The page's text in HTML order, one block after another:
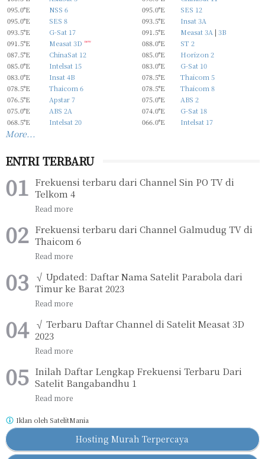
095.0°E
NSS 6 095.0°E
SES 12
095.0°E
SES 8 093.5°E
Insat 3A
093.5°E
G-Sat 17 091.5°E Measat 3A| 3B
091.5°E
Measat 3D new 088.0°E
ST 2
087.5°E
ChinaSat 12 085.0°E
Horizon 2
085.0°E
Intelsat 15 083.0°E
G-Sat 10
083.0°E
Insat 4B 078.5°E
Thaicom 5
078.5°E
Thaicom 6 078.5°E
Thaicom 8
076.5°E
Apstar 7 075.0°E
ABS 2
075.0°E
ABS 2A 074.0°E
G-Sat 18
068.5°E
Intelsat 20 066.0°E Intelsat 17
More...
ENTRI TERBARU
Frekuensi terbaru dari Channel Sin PO TV di
Telkom 4
Frekuensi terbaru dari Channel Galmudug TV di
Thaicom 6
√ Updated: Daftar Nama Satelit Parabola dari
Timur ke Barat 2023
√ Terbaru Daftar Channel di Satelit Measat 3D
2023
Inilah Daftar Lengkap Frekuensi Terbaru Dari
Satelit Bangabandhu 1
Hosting Murah Terpercaya
Iklan oleh SatelitMania